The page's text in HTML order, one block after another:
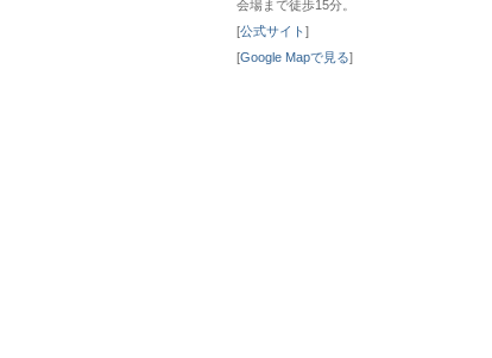
会場まで徒歩15分。
[公式サイト]
[Google Mapで見る]